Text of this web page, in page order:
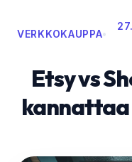
VERKKOKAUPPA•
Etsy vs